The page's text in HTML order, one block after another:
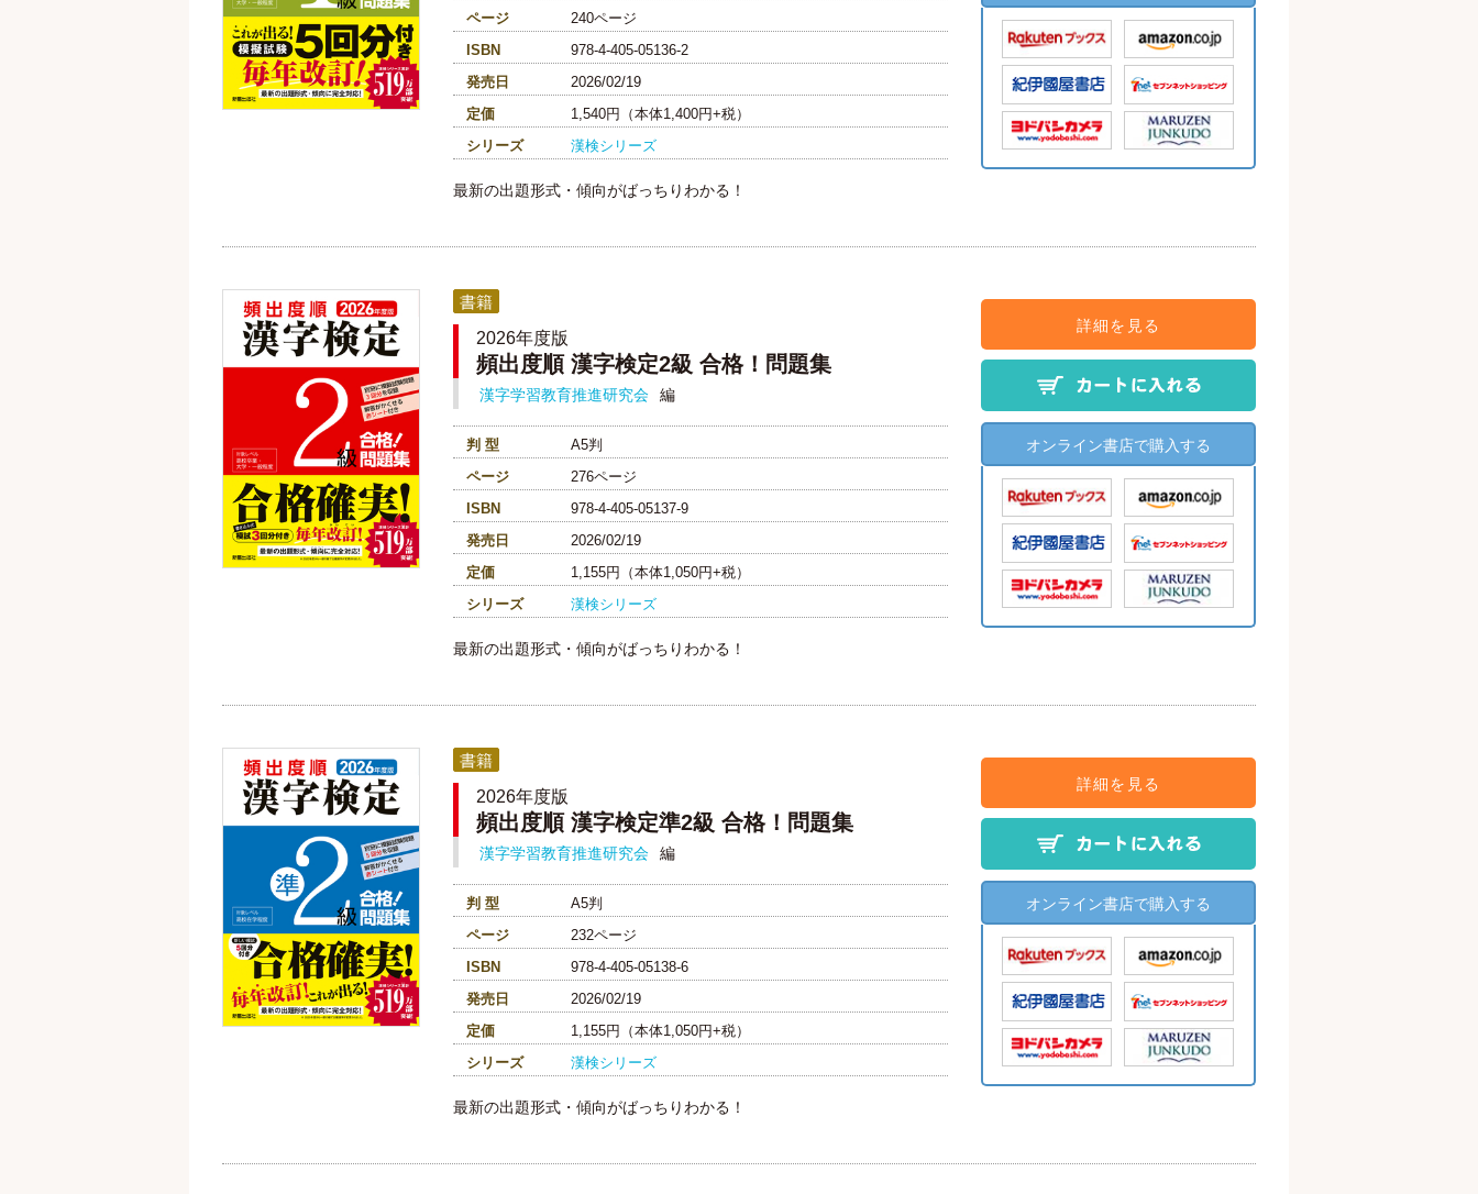
ページ
240ページ
ISBN
978-4-405-05136-2
発売日
2026/02/19
定価
1,540円（本体1,400円+税）
シリーズ
漢検シリーズ
最新の出題形式・傾向がばっちりわかる！
書籍
2026年度版
頻出度順 漢字検定2級 合格！問題集
漢字学習教育推進研究会 編
判 型
A5判
ページ
276ページ
ISBN
978-4-405-05137-9
発売日
2026/02/19
定価
1,155円（本体1,050円+税）
シリーズ
漢検シリーズ
最新の出題形式・傾向がばっちりわかる！
詳細を見る
オンライン書店で購入する
書籍
2026年度版
頻出度順 漢字検定準2級 合格！問題集
漢字学習教育推進研究会 編
判 型
A5判
ページ
232ページ
ISBN
978-4-405-05138-6
発売日
2026/02/19
定価
1,155円（本体1,050円+税）
シリーズ
漢検シリーズ
最新の出題形式・傾向がばっちりわかる！
詳細を見る
オンライン書店で購入する